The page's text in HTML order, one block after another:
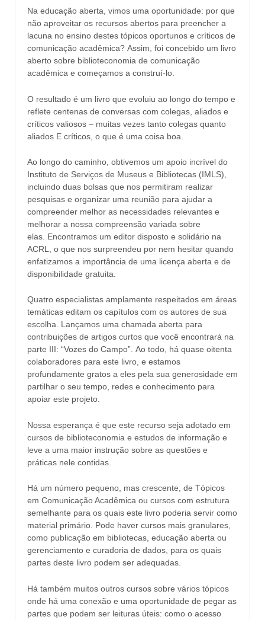
Na educação aberta, vimos uma oportunidade: por que
não aproveitar os recursos abertos para preencher a
lacuna no ensino destes tópicos oportunos e críticos de
comunicação acadêmica? Assim, foi concebido um livro
aberto sobre biblioteconomia de comunicação
acadêmica e começamos a construí-lo.
O resultado é um livro que evoluiu ao longo do tempo e
reflete centenas de conversas com colegas, aliados e
críticos valiosos – muitas vezes tanto colegas quanto
aliados E críticos, o que é uma coisa boa.
Ao longo do caminho, obtivemos um apoio incrível do
Instituto de Serviços de Museus e Bibliotecas (IMLS),
incluindo duas bolsas que nos permitiram realizar
pesquisas e organizar uma reunião para ajudar a
compreender melhor as necessidades relevantes e
melhorar a nossa compreensão variada sobre
elas. Encontramos um editor disposto e solidário na
ACRL, o que nos surpreendeu por nem hesitar quando
enfatizamos a importância de uma licença aberta e de
disponibilidade gratuita.
Quatro especialistas amplamente respeitados em áreas
temáticas editam os capítulos com os autores de sua
escolha. Lançamos uma chamada aberta para
contribuições de artigos curtos que você encontrará na
parte III: “Vozes do Campo”. Ao todo, há quase oitenta
colaboradores para este livro, e estamos
profundamente gratos a eles pela sua generosidade em
partilhar o seu tempo, redes e conhecimento para
apoiar este projeto.
Nossa esperança é que este recurso seja adotado em
cursos de biblioteconomia e estudos de informação e
leve a uma maior instrução sobre as questões e
práticas nele contidas.
Há um número pequeno, mas crescente, de Tópicos
em Comunicação Acadêmica ou cursos com estrutura
semelhante para os quais este livro poderia servir como
material primário. Pode haver cursos mais granulares,
como publicação em bibliotecas, educação aberta ou
gerenciamento e curadoria de dados, para os quais
partes deste livro podem ser adequadas.
Há também muitos outros cursos sobre vários tópicos
onde há uma conexão e uma oportunidade de pegar as
partes que podem ser leituras úteis: como o acesso